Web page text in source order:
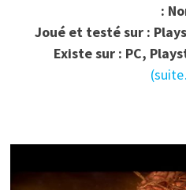
:
Joué et testé sur :
Existe sur : PC,